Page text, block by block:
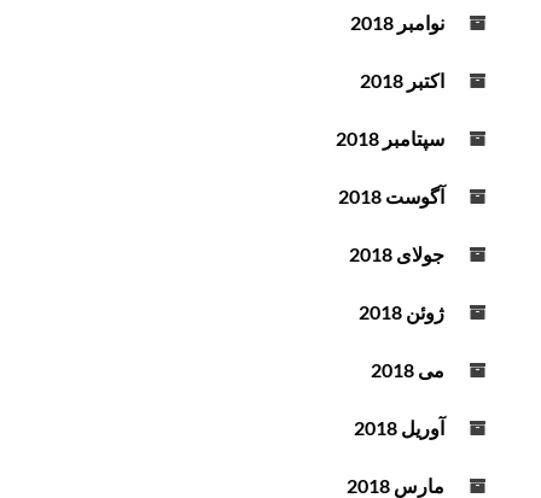
نوامبر 2018
اکتبر 2018
سپتامبر 2018
آگوست 2018
جولای 2018
ژوئن 2018
می 2018
آوریل 2018
مارس 2018